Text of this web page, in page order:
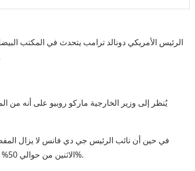
الرئيس الأمريكي دونالد ترامب يتحدث في المكتب
الاثنين من حوالي 50% في الأول من يناير. وفي الوقت نفسه، ارتفع روبيو إلى 30% من حوالي 12%.